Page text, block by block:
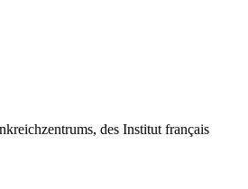
des Institut français